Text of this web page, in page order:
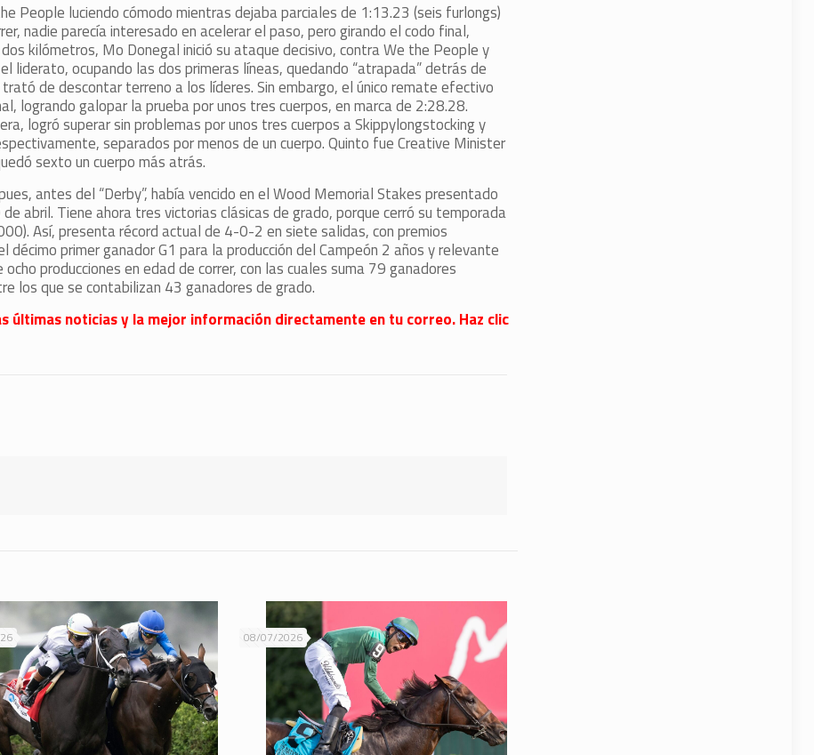
People luciendo cómodo mientras dejaba parciales de 1:13.23 (seis furlongs)
nadie parecía interesado en acelerar el paso, pero girando el codo final,
kilómetros, Mo Donegal inició su ataque decisivo, contra We the People y
liderato, ocupando las dos primeras líneas, quedando “atrapada” detrás de
de descontar terreno a los líderes. Sin embargo, el único remate efectivo
logrando galopar la prueba por unos tres cuerpos, en marca de 2:28.28.
logró superar sin problemas por unos tres cuerpos a Skippylongstocking y
separados por menos de un cuerpo. Quinto fue Creative Minister
sexto un cuerpo más atrás.
antes del “Derby”, había vencido en el Wood Memorial Stakes presentado
abril. Tiene ahora tres victorias clásicas de grado, porque cerró su temporada
Así, presenta récord actual de 4-0-2 en siete salidas, con premios
primer ganador G1 para la producción del Campeón 2 años y relevante
producciones en edad de correr, con las cuales suma 79 ganadores
los que se contabilizan 43 ganadores de grado.
últimas noticias y la mejor información directamente en tu correo. Haz clic
08/07/2026